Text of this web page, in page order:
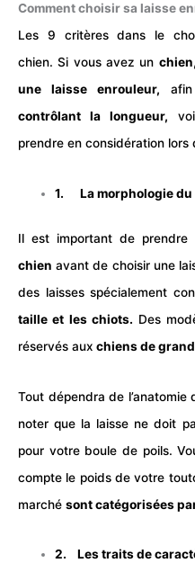
Comment choisir sa laisse
Les 9 critères dans le
chien.Si vous avez un chien
une laisse enrouleur,
contrôlant la longueur,
prendre en considération lors
1. La morphologie du
Il est important de prendre
chien avant de choisir une
des laisses spécialement
taille et les chiots. Des
réservés aux chiens de
Tout dépendra de l’anatomie
noter que la laisse ne doit
pour votre boule de poils.
compte le poids de votre
marché sont catégorisées
2. Les traits de